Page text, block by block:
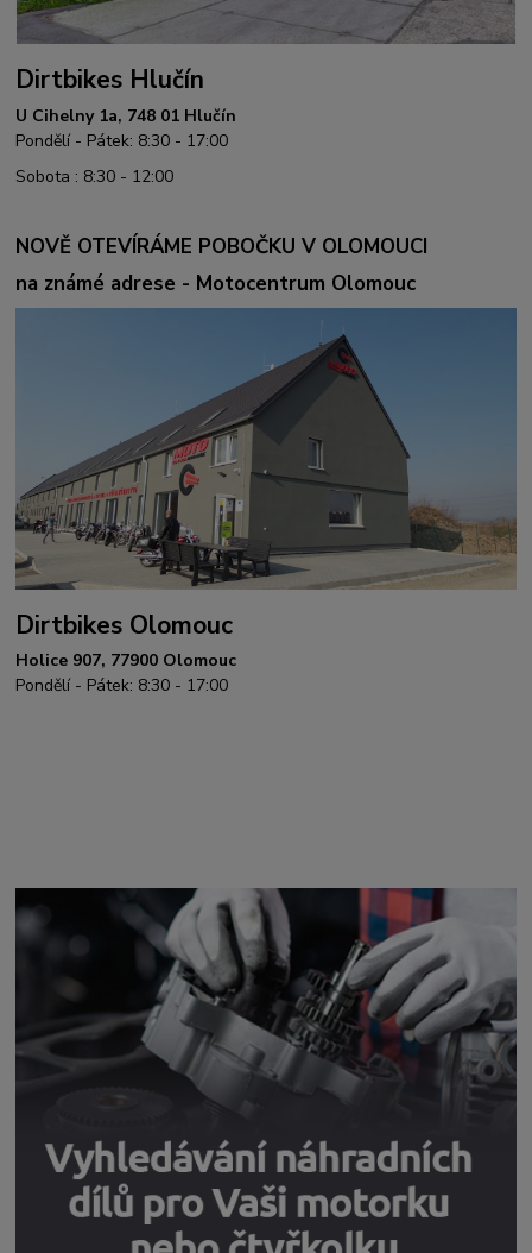
Dirtbikes Hlučín
U Cihelny 1a, 748 01 Hlučín
Pondělí - Pátek: 8:30 - 17:00
Sobota : 8:30 - 12:00
NOVĚ OTEVÍRÁME POBOČKU V OLOMOUCI
na známé adrese - Motocentrum Olomouc
Dirtbikes Olomouc
Holice 907, 77900 Olomouc
Pondělí - Pátek: 8:30 - 17:00